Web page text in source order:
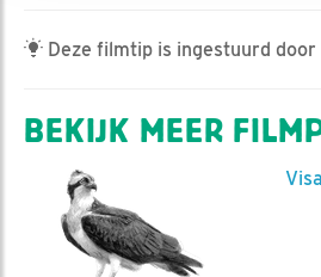
Deze filmtip is ingestuurd door
BEKIJK MEER